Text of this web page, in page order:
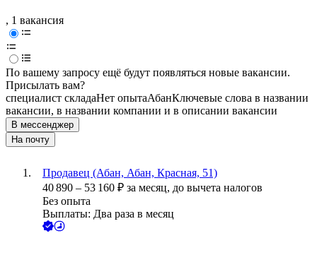
, 1 вакансия
По вашему запросу ещё будут появляться новые вакансии.
Присылать вам?
специалист складаНет опытаАбанКлючевые слова в названии
вакансии, в названии компании и в описании вакансии
В мессенджер
На почту
Продавец (Абан, Абан, Красная, 51)
40 890 – 53 160 ₽ за месяц, до вычета налогов
Без опыта
Выплаты: Два раза в месяц